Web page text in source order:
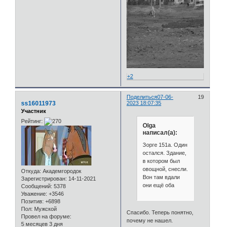
+2
Поделиться 19
07-06-
2023 18:07:35
ss16011973
Участник
Рейтинг:
Откуда: Академгородок
Зарегистрирован: 14-11-2021
Сообщений: 5378
Уважение: +3546
Позитив: +6898
Пол: Мужской
Провел на форуме:
5 месяцев 3 дня
Olga
написал(а):
Зорге 151а. Один
остался. Здание,
в котором был
овощной, снесли.
Вон там вдали
они ещё оба
Спасибо. Теперь понятно,
почему не нашел.